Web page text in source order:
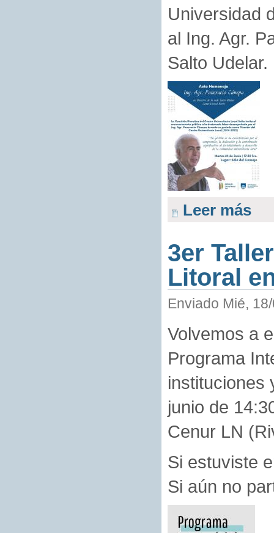
Universidad
al Ing. Agr.
Salto Udelar.
Leer más
3er
Litoral
Enviado Mié,
Volvemos a
Programa
instituciones
junio de
Cenur LN
Si estuviste
Si aún no